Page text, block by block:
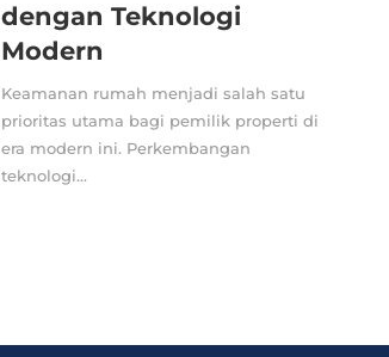
dengan Teknologi
Modern
Keamanan rumah menjadi salah satu
prioritas utama bagi pemilik properti di
era modern ini. Perkembangan
teknologi...